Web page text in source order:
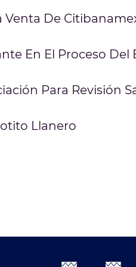
Venta De
En El Proceso
Para Revisión
Llanero